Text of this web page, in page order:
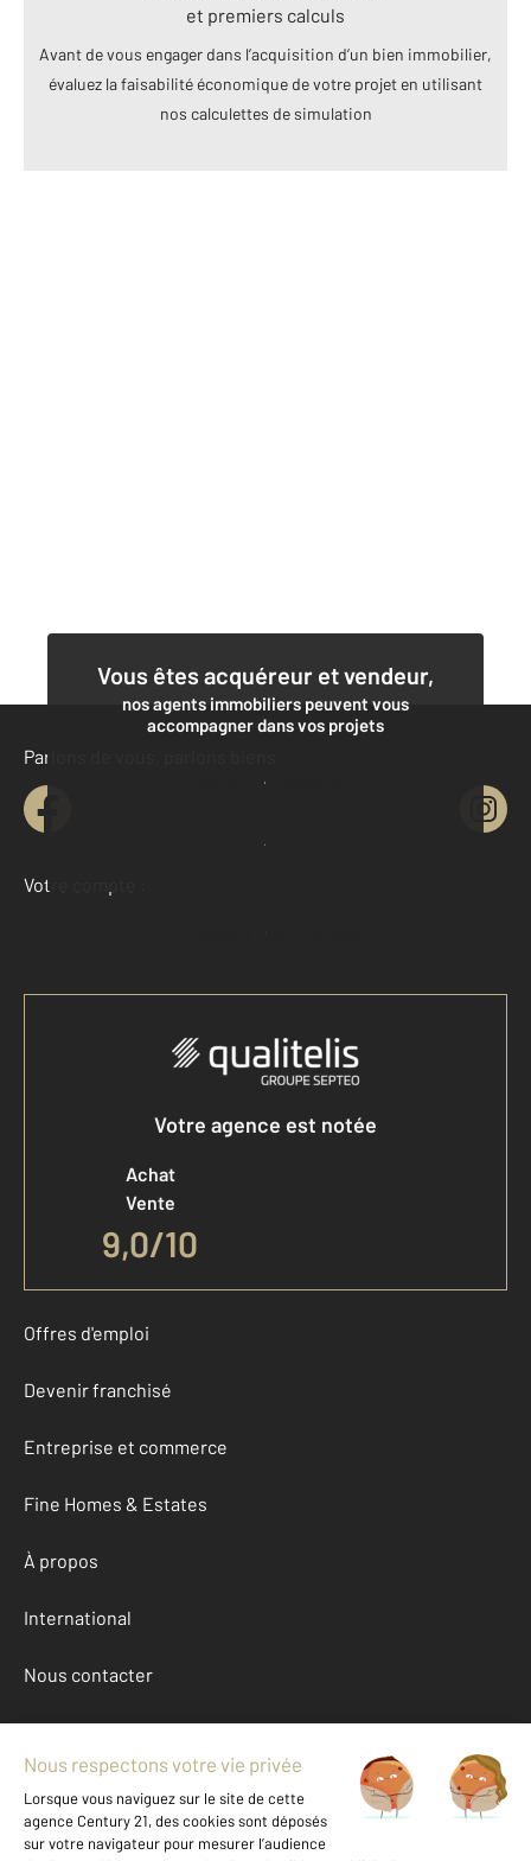
et premiers calculs
Avant de vous engager dans l’acquisition d’un bien immobilier,
évaluez la faisabilité économique de votre projet en utilisant
nos calculettes de simulation
Vous êtes acquéreur et vendeur,
nos agents immobiliers peuvent vous
accompagner dans vos projets
Contacter l'agence
Demander une estimation
Parlons de vous, parlons biens
Votre compte :
Accéder à mon compte
Votre agence est notée
Achat
Vente
9,0/10
Offres d'emploi
Devenir franchisé
Entreprise et commerce
Fine Homes & Estates
À propos
International
Nous contacter
Mentions légales & CGU et Barèmes d'honoraires
Données personnelles
Gestionnaire des cookies